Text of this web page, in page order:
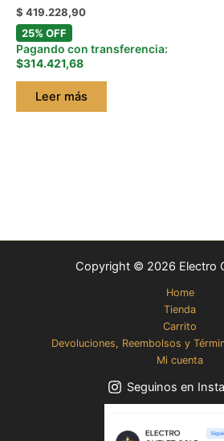
$ 419.228,90
25% OFF
Pagando con transferencia:
$314.421,68
Leer más
Copyright © 2026 Electro
Home
Tienda
Carrito
Devoluciones, Reembolsos y
Mi cuenta
Seguinos en